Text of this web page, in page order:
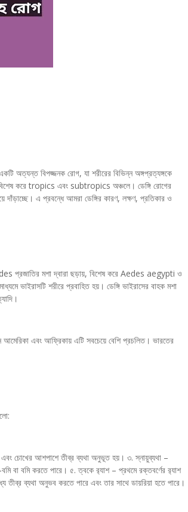
অত্যন্ত বিপজ্জনক রোগ, যা শরীরের বিভিন্ন অঙ্গপ্রত্যঙ্গকে
বিশেষ করে tropics এবং subtropics অঞ্চলে। ডেঙ্গি রোগের
দাঁড়াচ্ছে। এ প্রবন্ধে আমরা ডেঙ্গির কারণ, লক্ষণ, প্রতিকার ও
প্রজাতির মশা দ্বারা ছড়ায়, বিশেষ করে Aedes aegypti ও
ভাইরাসটি শরীরে প্রবাহিত হয়। ডেঙ্গি ভাইরাসের বাহক মশা
আমেরিকা এবং আফ্রিকায় এটি সবচেয়ে বেশি প্রচলিত। ভারতের
চোখের আশপাশে তীব্র ব্যথা অনুভূত হয়। ৩. স্নায়ুব্যথা –
বা বমি করতে পারে। ৫. ত্বকে র‍্যাশ – প্রথমে রক্তবর্ণের র‍্যাশ
ব্যথা অনুভব করতে পারে এবং তার সাথে ডায়রিয়া হতে পারে।